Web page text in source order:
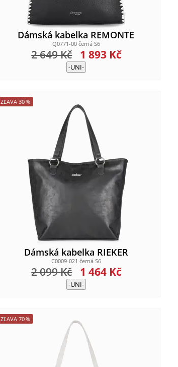
Dámská kabelka REMONTE
Q0771-00 černá S6
1 893 Kč
2 649Kč
-UNI-
ZĽAVA 30%
Dámská kabelka RIEKER
C0009-021 černá S6
1 464 Kč
2 099Kč
-UNI-
ZĽAVA 70%